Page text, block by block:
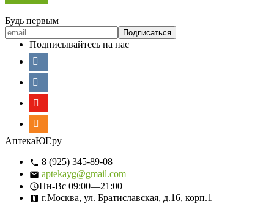
Будь первым
Подписывайтесь на нас
АптекаЮГ.ру
8 (925) 345-89-08
aptekayg@gmail.com
Пн-Вс 09:00—21:00
г.Москва, ул. Братиславская, д.16, корп.1